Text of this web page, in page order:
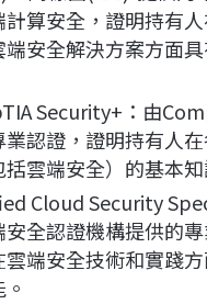
計算安全，證明持有
端安全解決方案方面
Security+：由
業認證，證明持有人
括雲端安全）的基本知
Cloud Security
安全認證機構提供的
雲端安全技術和實踐